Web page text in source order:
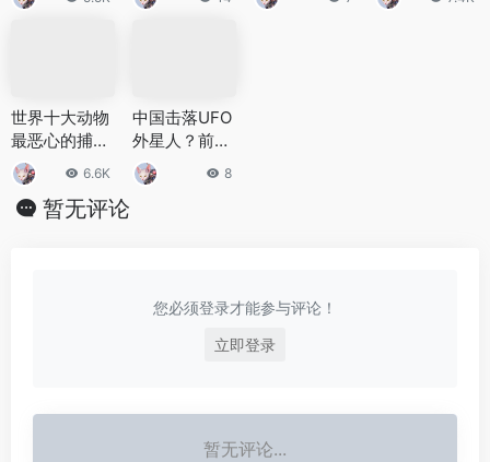
的规定是多少
未解之谜
秘闻
孕 男宇航员莫
世界十大动物
最恶心的捕
食，地面涡虫
捕食非常恶心
6.6K
中国击落UFO
外星人？前苏
联秘密研究外
星人尸体？
8
暂无评论
您必须登录才能参与评论！
立即登录
暂无评论...